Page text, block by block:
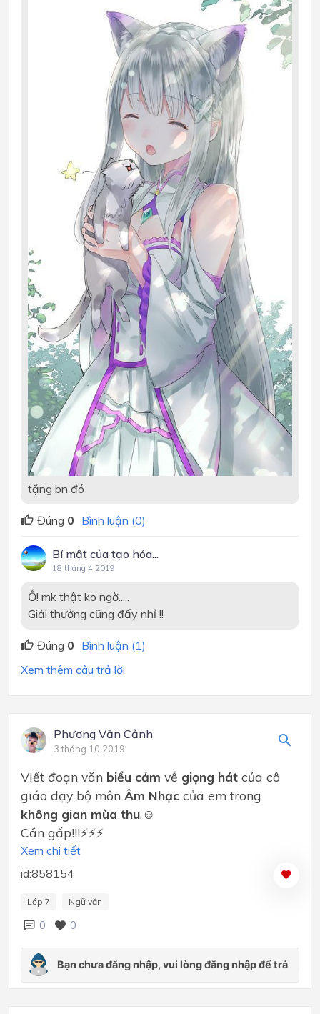
tặng bn đó
Đúng 0 Bình luận (0)
Bí mật của tạo hóa...
18 tháng 4 2019
Ồ! mk thật ko ngờ.....
Giải thưởng cũng đấy nhỉ !!
Đúng 0 Bình luận (1)
Xem thêm câu trả lời
Phương Văn Cảnh
3 tháng 10 2019
Viết đoạn văn biểu cảm về giọng hát của cô
giáo dạy bộ môn Âm Nhạc của em trong
không gian mùa thu.☺
Cần gấp!!!⚡⚡⚡
Xem chi tiết
id:858154
Lớp 7 Ngữ văn
0 0